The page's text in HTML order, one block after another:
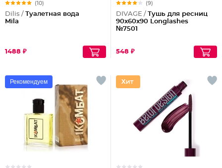
(10)
Dilis / Туалетная вода
Mila
1488 ₽
(9)
DIVAGE / Тушь для ресниц
90x60x90 Longlashes
№7501
548 ₽
Рекомендуем